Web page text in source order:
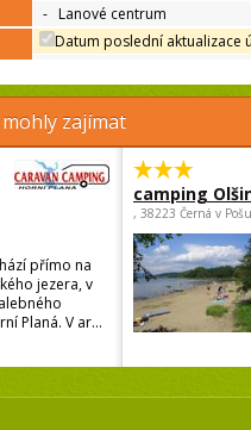
- Lanové centrum
Datum poslední aktualizace
zajímat
přímo na
jezera, v
Planá. V ar...
camping
, 38223 Černá v